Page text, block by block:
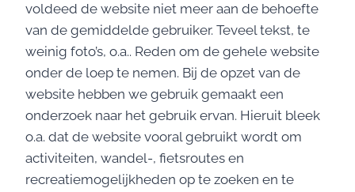
voldeed de website niet meer aan de behoefte
van de gemiddelde gebruiker. Teveel tekst, te
weinig foto’s, o.a.. Reden om de gehele website
onder de loep te nemen. Bij de opzet van de
website hebben we gebruik gemaakt een
onderzoek naar het gebruik ervan. Hieruit bleek
o.a. dat de website vooral gebruikt wordt om
activiteiten, wandel-, fietsroutes en
recreatiemogelijkheden op te zoeken en te